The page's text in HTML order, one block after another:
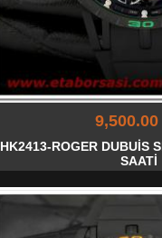
HK2413-ROGER DUBUİS
SAATİ